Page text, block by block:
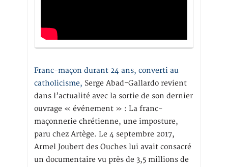
Franc-maçon durant 24 ans, converti au
catholicisme, Serge Abad-Gallardo revient
dans l’actualité avec la sortie de son dernier
ouvrage « événement » : La franc-
maçonnerie chrétienne, une imposture,
paru chez Artège. Le 4 septembre 2017,
Armel Joubert des Ouches lui avait consacré
un documentaire vu près de 3,5 millions de